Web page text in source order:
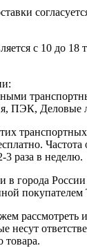
с 10 до 18
ПЭК, Деловые
Частота
3 раза в неделю.
в города
рассмотреть
несут
товара.